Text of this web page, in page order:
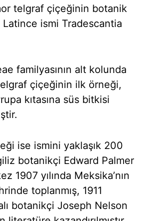
telgraf çiçeğinin botanik
ismi Tradescantia
familyasının alt kolunda
telgraf çiçeğinin ilk örneği,
kıtasına süs bitkisi
ise ismini yaklaşık 200
botanikçi Edward Palmer
1907 yılında Meksika’nın
toplanmış, 1911
botanikçi Joseph Nelson